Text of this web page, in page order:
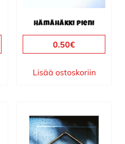
Hämähäkki pieni
0.50€
Lisää ostoskoriin